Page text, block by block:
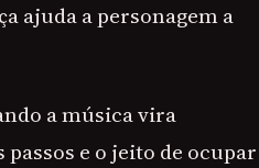
ajuda a personagem a
a música vira
e o jeito de ocupar